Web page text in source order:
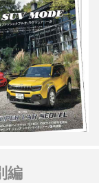
果たした。
編